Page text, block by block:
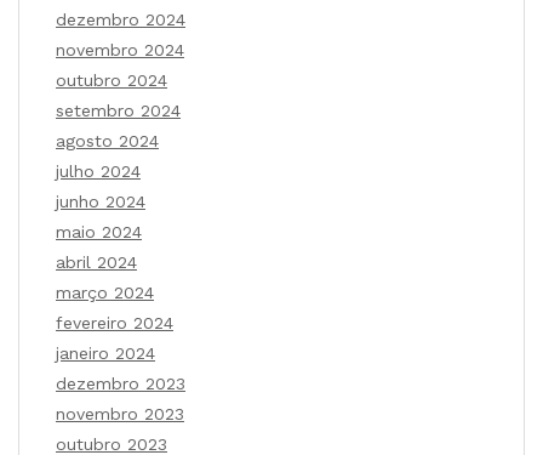
dezembro 2024
novembro 2024
outubro 2024
setembro 2024
agosto 2024
julho 2024
junho 2024
maio 2024
abril 2024
março 2024
fevereiro 2024
janeiro 2024
dezembro 2023
novembro 2023
outubro 2023